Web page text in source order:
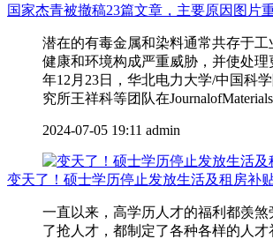
国家杰青被撤稿23篇文章，主要原因图片
潜在的有毒金属和染料通常共存于工
健康和环境构成严重威胁，并使处理
年12月23日，华北电力大学/中国科
究所王祥科等团队在
2024-07-05 19:11 admin
变天了！硕士学历停止发放生活及租房补
一直以来，高学历人才的福利都羡煞
了抢人才，都制定了各种各样的人才